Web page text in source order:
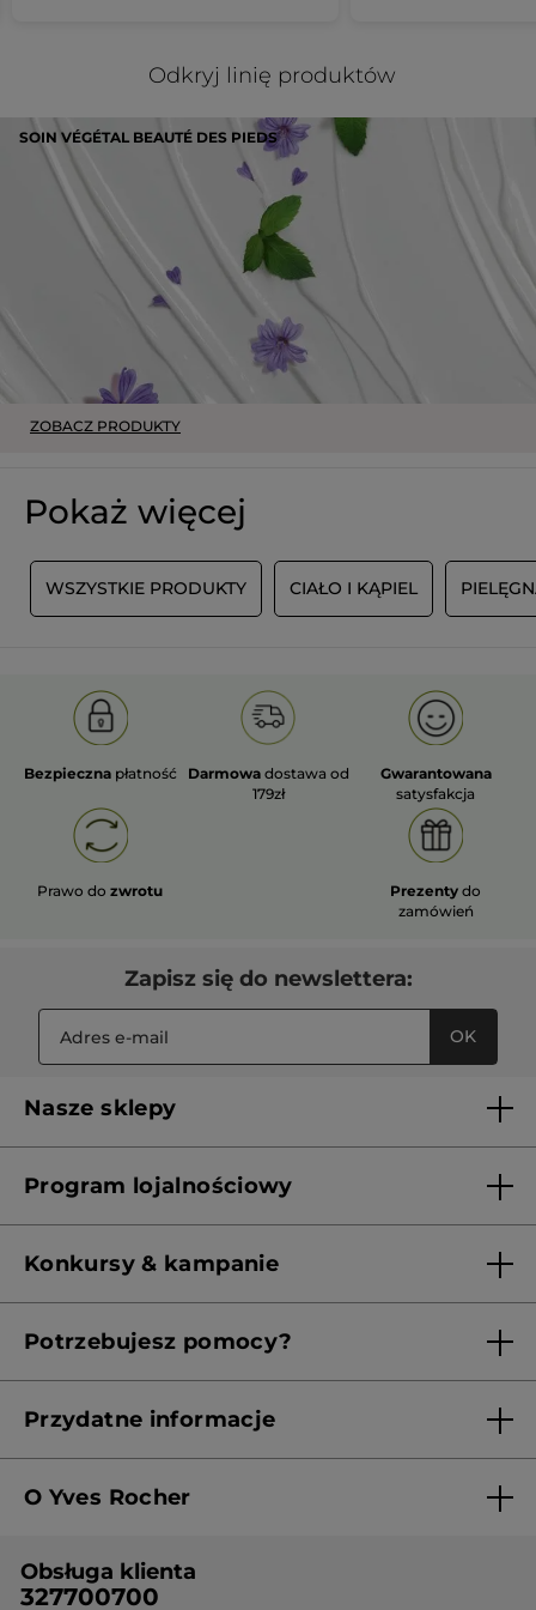
Kod produktu: F19280
Odkryj linię produktów
SOIN VÉGÉTAL BEAUTÉ DES PIEDS
ZOBACZ PRODUKTY
Pokaż więcej
WSZYSTKIE PRODUKTY CIAŁO I KĄPIEL
Bezpieczna płatność Darmowa dostawa od
179zł
Gwarantowana
satysfakcja
Prawo dozwrotu Prezenty do
zamówień
Zapisz się do newslettera:
OK
Nasze sklepy
Franczyza
Program lojalnościowy
Konkursy & kampanie
Potrzebujesz pomocy?
Przydatne informacje
Polityka prywatności
Cennik
O Yves Rocher
Nasza wiedza botaniczna
Obsługa klienta
327700700